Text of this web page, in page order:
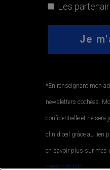
Les
*En renseignant mon
newsletters cochées.
confidentielle et ne sera
clin d'œil grâce au lien
en savoir plus sur mes
confidentialité..